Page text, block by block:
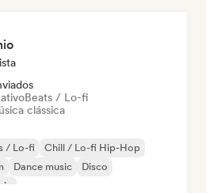
Beats / Lo-fi
clássica
/ Lo-fi
Chill / Lo-fi Hip-Hop
Dance music
Disco